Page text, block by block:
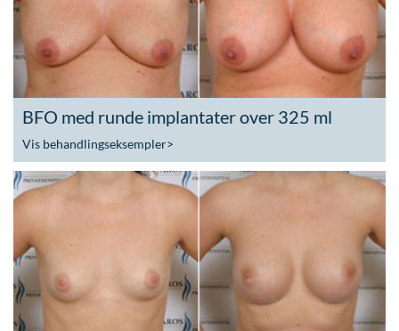
BFO med runde implantater over 325 ml
Vis behandlingseksempler>